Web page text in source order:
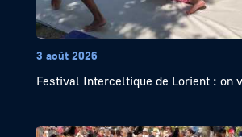
3 août 2026
Festival Interceltique de Lorient : on